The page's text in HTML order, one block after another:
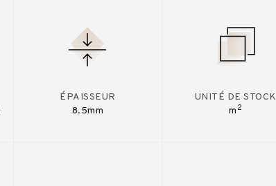
ÉPAISSEUR
8.5mm
UNITÉ DE STOCK
m 2